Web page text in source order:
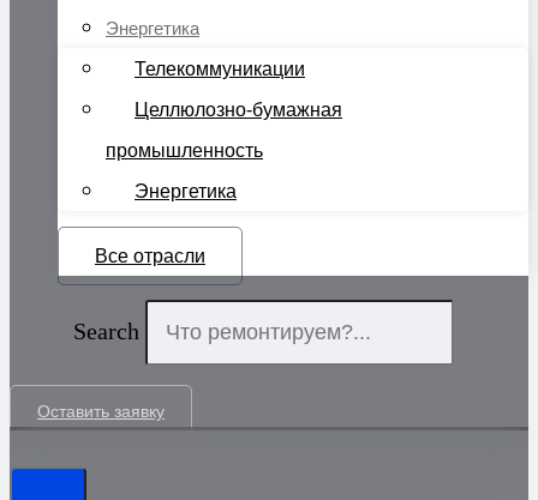
Энергетика
Телекоммуникации
Целлюлозно-бумажная
промышленность
Энергетика
Все отрасли
Search
Оставить заявку